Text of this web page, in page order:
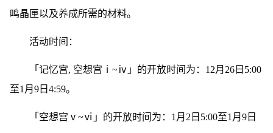
鸣晶匣以及养成所需的材料。
活动时间：
「记忆宫, 空想宫ⅰ~ⅳ」的开放时间为：12月26日5:00
至1月9日4:59。
「空想宫ⅴ~ⅵ」的开放时间为：1月2日5:00至1月9日